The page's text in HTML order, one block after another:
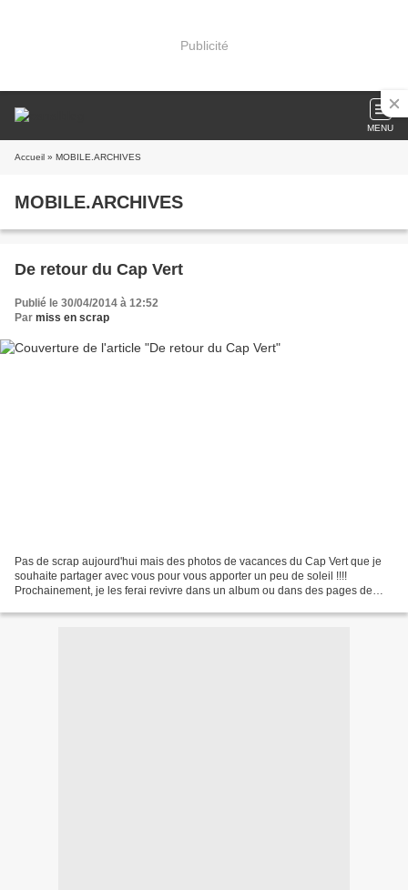
Publicité
MENU
Accueil » MOBILE.ARCHIVES
MOBILE.ARCHIVES
De retour du Cap Vert
Publié le 30/04/2014 à 12:52
Par miss en scrap
Pas de scrap aujourd'hui mais des photos de vacances du Cap Vert que je
souhaite partager avec vous pour vous apporter un peu de soleil !!!!
Prochainement, je les ferai revivre dans un album ou dans des pages de